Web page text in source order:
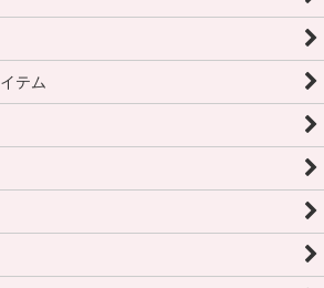
テム